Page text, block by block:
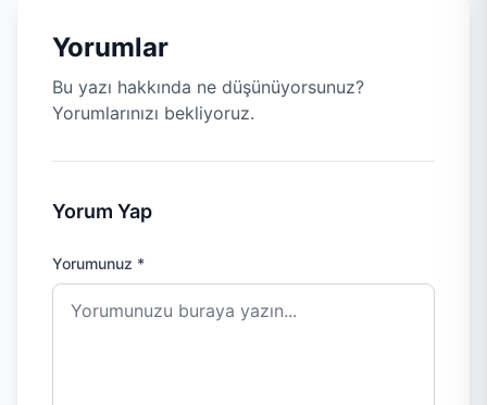
Yorumlar
Bu yazı hakkında ne düşünüyorsunuz?
Yorumlarınızı bekliyoruz.
Yorum Yap
Yorumunuz *